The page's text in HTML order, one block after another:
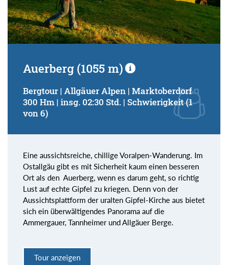
Auerberg (1055 m)
Bergtour | Allgäuer Alpen | Marktoberdorf
300 Hm | insg. 02:30 Std. | Schwierigkeit (1
von 6)
Eine aussichtsreiche, chillige Voralpen-Wanderung. Im
Ostallgäu gibt es mit Sicherheit kaum einen besseren
Ort als den Auerberg, wenn es darum geht, so richtig
Lust auf echte Gipfel zu kriegen. Denn von der
Aussichtsplattform der uralten Gipfel-Kirche aus bietet
sich ein überwältigendes Panorama auf die
Ammergauer, Tannheimer und Allgäuer Berge.
Tour anzeigen